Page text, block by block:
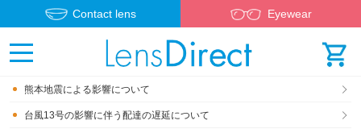
Contact lens Eyewear
熊本地震による影響について
台風13号の影響に伴う配達の遅延について